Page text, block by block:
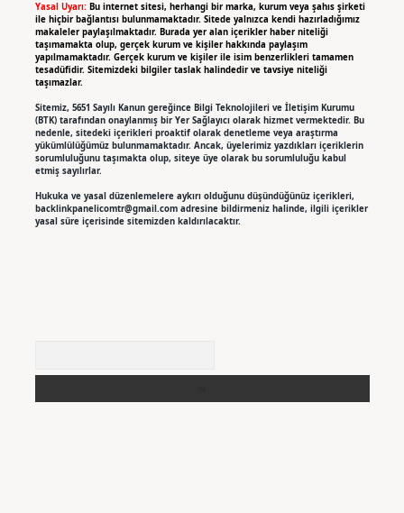
Yasal Uyarı: Bu internet sitesi, herhangi bir marka, kurum veya şahıs şirketi
ile hiçbir bağlantısı bulunmamaktadır. Sitede yalnızca kendi hazırladığımız
makaleler paylaşılmaktadır. Burada yer alan içerikler haber niteliği
taşımamakta olup, gerçek kurum ve kişiler hakkında paylaşım
yapılmamaktadır. Gerçek kurum ve kişiler ile isim benzerlikleri tamamen
tesadüfidir. Sitemizdeki bilgiler taslak halindedir ve tavsiye niteliği
taşımazlar.
Sitemiz, 5651 Sayılı Kanun gereğince Bilgi Teknolojileri ve İletişim Kurumu
(BTK) tarafından onaylanmış bir Yer Sağlayıcı olarak hizmet vermektedir. Bu
nedenle, sitedeki içerikleri proaktif olarak denetleme veya araştırma
yükümlülüğümüz bulunmamaktadır. Ancak, üyelerimiz yazdıkları içeriklerin
sorumluluğunu taşımakta olup, siteye üye olarak bu sorumluluğu kabul
etmiş sayılırlar.
Hukuka ve yasal düzenlemelere aykırı olduğunu düşündüğünüz içerikleri,
backlinkpanelicomtr@gmail.comadresine bildirmeniz halinde, ilgili içerikler
yasal süre içerisinde sitemizden kaldırılacaktır.